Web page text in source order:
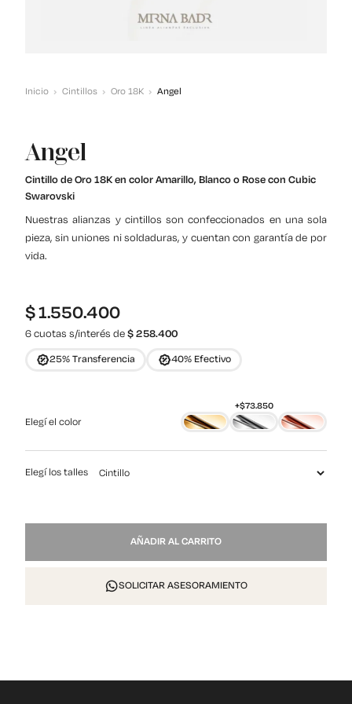
Inicio Cintillos Oro 18K Angel
Angel
Cintillo de Oro 18K en color Amarillo, Blanco o Rose con Cubic
Swarovski
Nuestras alianzas y cintillos son confeccionados en una sola
pieza, sin uniones ni soldaduras, y cuentan con garantía de por
vida.
$1.550.400
6 cuotas s/interés de$258.400
25% Transferencia 40% Efectivo
Elegí el color
Elegí los talles
Angel
AÑADIR AL CARRITO
SOLICITAR ASESORAMIENTO